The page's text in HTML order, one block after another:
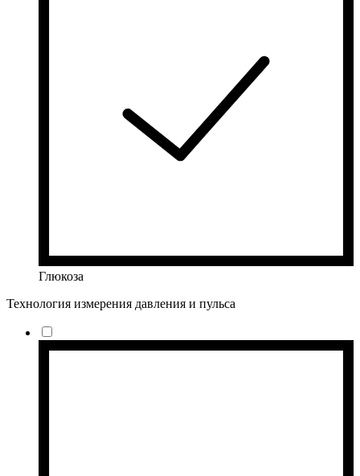
Глюкоза
Технология измерения давления и пульса